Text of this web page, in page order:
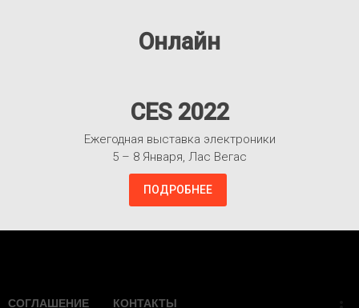
Онлайн
CES 2022
Ежегодная выставка электроники
5 – 8 Января, Лас Вегас
ПОДРОБНЕЕ
СОГЛАШЕНИЕ КОНТАКТЫ